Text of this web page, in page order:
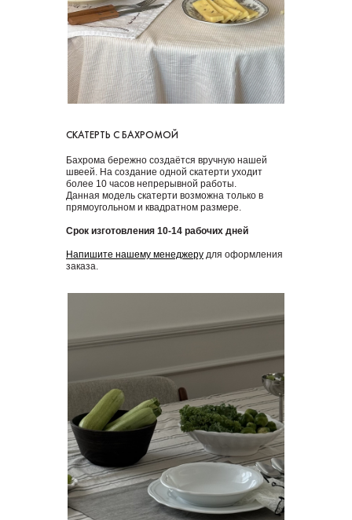
СКАТЕРТЬ С БАХРОМОЙ
Бахрома бережно создаётся вручную нашей
швеей. На создание одной скатерти уходит
более 10 часов непрерывной работы.
Данная модель скатерти возможна только в
прямоугольном и квадратном размере.
Срок изготовления 10-14 рабочих дней
Напишите нашему менеджеру для оформления
заказа.